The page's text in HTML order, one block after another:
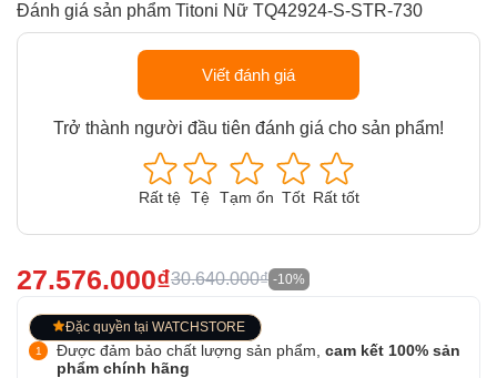
Đánh giá sản phẩm Titoni Nữ TQ42924-S-STR-730
Viết đánh giá
Trở thành người đầu tiên đánh giá cho sản phẩm!
Rất tệ Tệ Tạm ổn Tốt Rất tốt
27.576.000₫30.640.000₫ -10%
Đặc quyền tại WATCHSTORE
Được đảm bảo chất lượng sản phẩm, cam kết 100% sản
phẩm chính hãng